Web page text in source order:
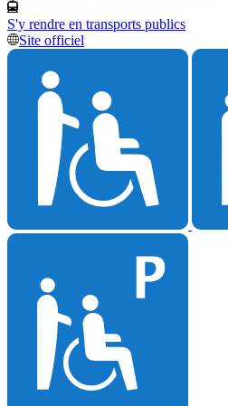
S'y rendre en transports publics
Site officiel